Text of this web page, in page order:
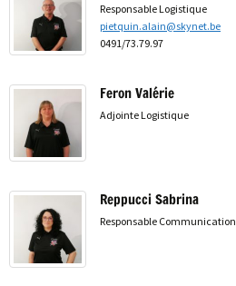
Responsable Logistique
pietquin.alain@skynet.be
0491/73.79.97
Feron Valérie
Adjointe Logistique
Reppucci Sabrina
Responsable Communication